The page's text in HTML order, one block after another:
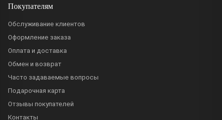
Покупателям
Обслуживание клиентов
Оформление заказа
Оплата и доставка
Обмен и возврат
Часто задаваемые вопросы
Подарочная карта
Отзывы покупателей
Контакты